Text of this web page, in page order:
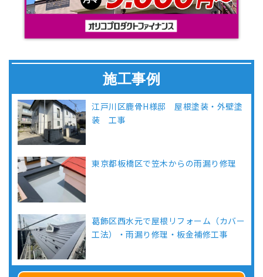
施工事例
江戸川区鹿骨H様邸 屋根塗装・外壁塗
装 工事
東京都板橋区で笠木からの雨漏り修理
葛飾区西水元で屋根リフォーム（カバー
工法）・雨漏り修理・板金補修工事